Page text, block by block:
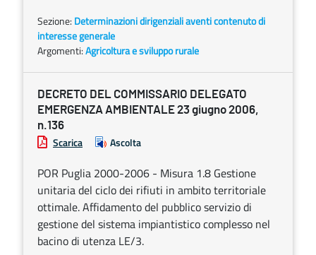
Sezione: Determinazioni dirigenziali aventi contenuto di
interesse generale
Argomenti:Agricoltura e sviluppo rurale
DECRETO DEL COMMISSARIO DELEGATO
EMERGENZA AMBIENTALE 23 giugno 2006,
n.136
Scarica Ascolta
POR Puglia 2000-2006 - Misura 1.8 Gestione
unitaria del ciclo dei rifiuti in ambito territoriale
ottimale. Affidamento del pubblico servizio di
gestione del sistema impiantistico complesso nel
bacino di utenza LE/3.